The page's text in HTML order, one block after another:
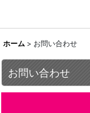
ホーム > お問い合わせ
お問い合わせ